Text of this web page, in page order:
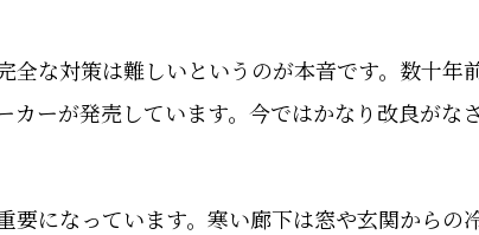
な対策は難しいというのが本音です。数十年
ーが発売しています。今ではかなり改良がな
になっています。寒い廊下は窓や玄関からの